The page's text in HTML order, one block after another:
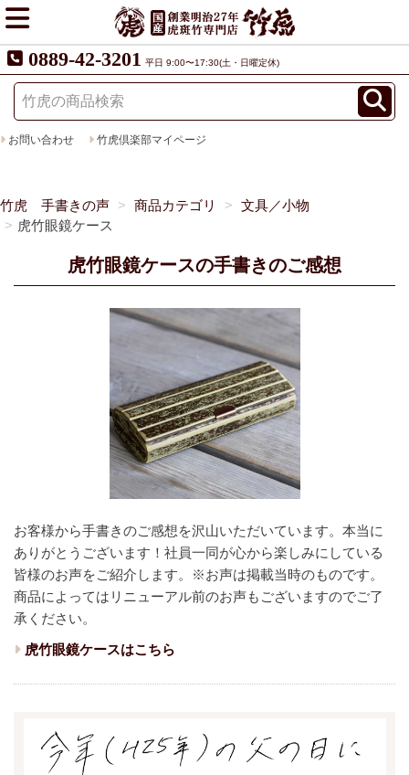
0889-42-3201 平日 9:00〜17:30(土・日曜定休)
お問い合わせ 竹虎倶楽部マイページ
竹虎 手書きの声 商品カテゴリ
文具／小物
虎竹眼鏡ケース
虎竹眼鏡ケースの手書きのご感想
お客様から手書きのご感想を沢山いただいています。本当に
ありがとうございます！ 社員一同が心から楽しみにしている
皆様のお声をご紹介します。
※お声は掲載当時のものです。
商品によってはリニューアル前のお声もございますのでご了
承ください。
虎竹眼鏡ケースはこちら